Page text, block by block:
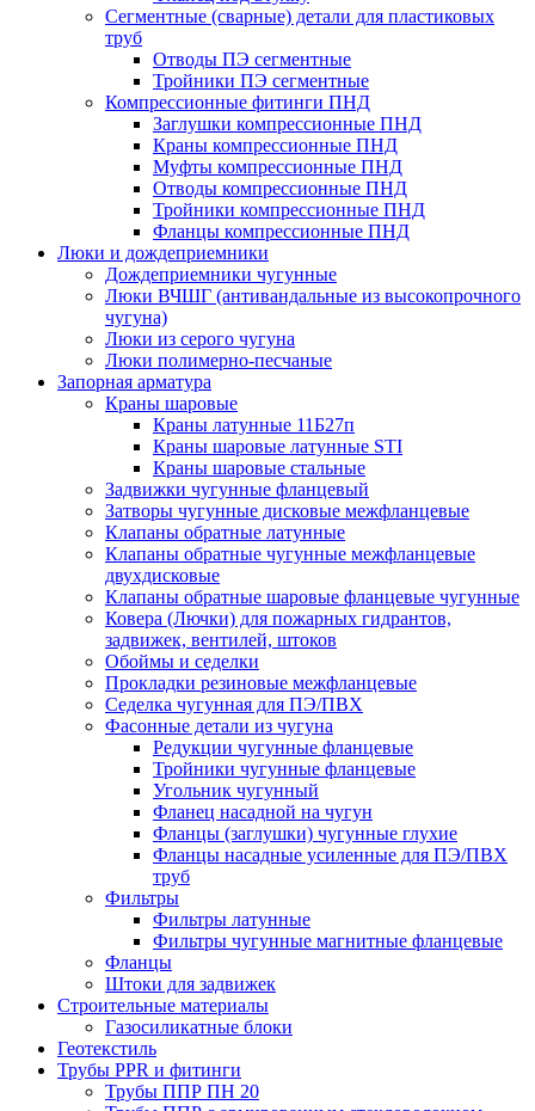
Сегментные (сварные) детали для пластиковых
труб
Отводы ПЭ сегментные
Тройники ПЭ сегментные
Компрессионные фитинги ПНД
Заглушки компрессионные ПНД
Краны компрессионные ПНД
Муфты компрессионные ПНД
Отводы компрессионные ПНД
Тройники компрессионные ПНД
Фланцы компрессионные ПНД
Люки и дождеприемники
Дождеприемники чугунные
Люки ВЧШГ (антивандальные из высокопрочного
чугуна)
Люки из серого чугуна
Люки полимерно-песчаные
Запорная арматура
Краны шаровые
Краны латунные 11Б27п
Краны шаровые латунные STI
Краны шаровые стальные
Задвижки чугунные фланцевый
Затворы чугунные дисковые межфланцевые
Клапаны обратные латунные
Клапаны обратные чугунные межфланцевые
двухдисковые
Клапаны обратные шаровые фланцевые чугунные
Ковера (Лючки) для пожарных гидрантов,
задвижек, вентилей, штоков
Обоймы и седелки
Прокладки резиновые межфланцевые
Седелка чугунная для ПЭ/ПВХ
Фасонные детали из чугуна
Редукции чугунные фланцевые
Тройники чугунные фланцевые
Угольник чугунный
Фланец насадной на чугун
Фланцы (заглушки) чугунные глухие
Фланцы насадные усиленные для ПЭ/ПВХ
труб
Фильтры
Фильтры латунные
Фильтры чугунные магнитные фланцевые
Фланцы
Штоки для задвижек
Строительные материалы
Газосиликатные блоки
Геотекстиль
Трубы PPR и фитинги
Трубы ППР ПН 20